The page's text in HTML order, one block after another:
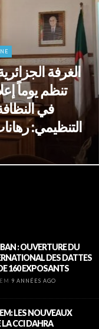
الغرفة
تنظم يوماً
في
التنظيمي:
: OUVERTURE DU
DES DATTES
160 EXPOSANTS
9 ANNÉES AGO
LES NOUVEAUX
LA CCI DAHRA